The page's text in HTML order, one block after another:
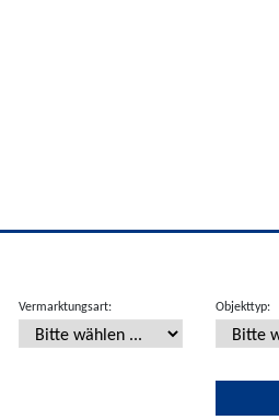
Vermarktungsart: Objekttyp: